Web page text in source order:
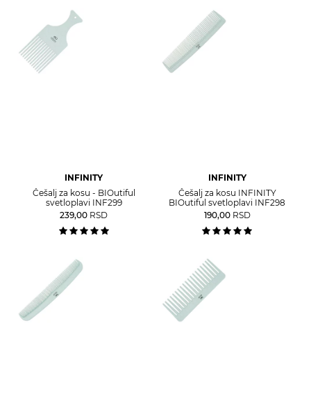
INFINITY
Češalj za kosu - BIOutiful
svetloplavi INF299
239,00 RSD
INFINITY
Češalj za kosu INFINITY
BIOutiful svetloplavi INF298
190,00 RSD